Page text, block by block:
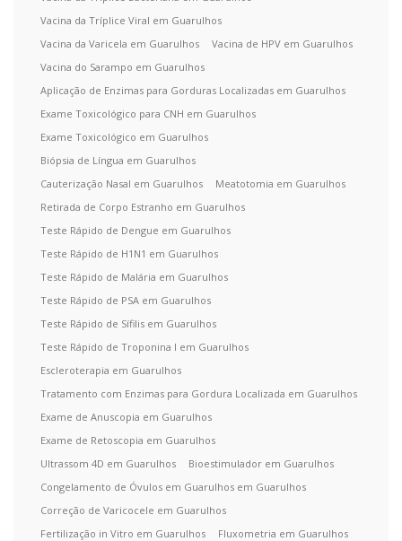
Vacina da Tríplice Viral em Guarulhos
Vacina da Varicela em Guarulhos
Vacina de HPV em Guarulhos
Vacina do Sarampo em Guarulhos
Aplicação de Enzimas para Gorduras Localizadas em Guarulhos
Exame Toxicológico para CNH em Guarulhos
Exame Toxicológico em Guarulhos
Biópsia de Língua em Guarulhos
Cauterização Nasal em Guarulhos
Meatotomia em Guarulhos
Retirada de Corpo Estranho em Guarulhos
Teste Rápido de Dengue em Guarulhos
Teste Rápido de H1N1 em Guarulhos
Teste Rápido de Malária em Guarulhos
Teste Rápido de PSA em Guarulhos
Teste Rápido de Sífilis em Guarulhos
Teste Rápido de Troponina I em Guarulhos
Escleroterapia em Guarulhos
Tratamento com Enzimas para Gordura Localizada em Guarulhos
Exame de Anuscopia em Guarulhos
Exame de Retoscopia em Guarulhos
Ultrassom 4D em Guarulhos
Bioestimulador em Guarulhos
Congelamento de Óvulos em Guarulhos em Guarulhos
Correção de Varicocele em Guarulhos
Fertilização in Vitro em Guarulhos
Fluxometria em Guarulhos